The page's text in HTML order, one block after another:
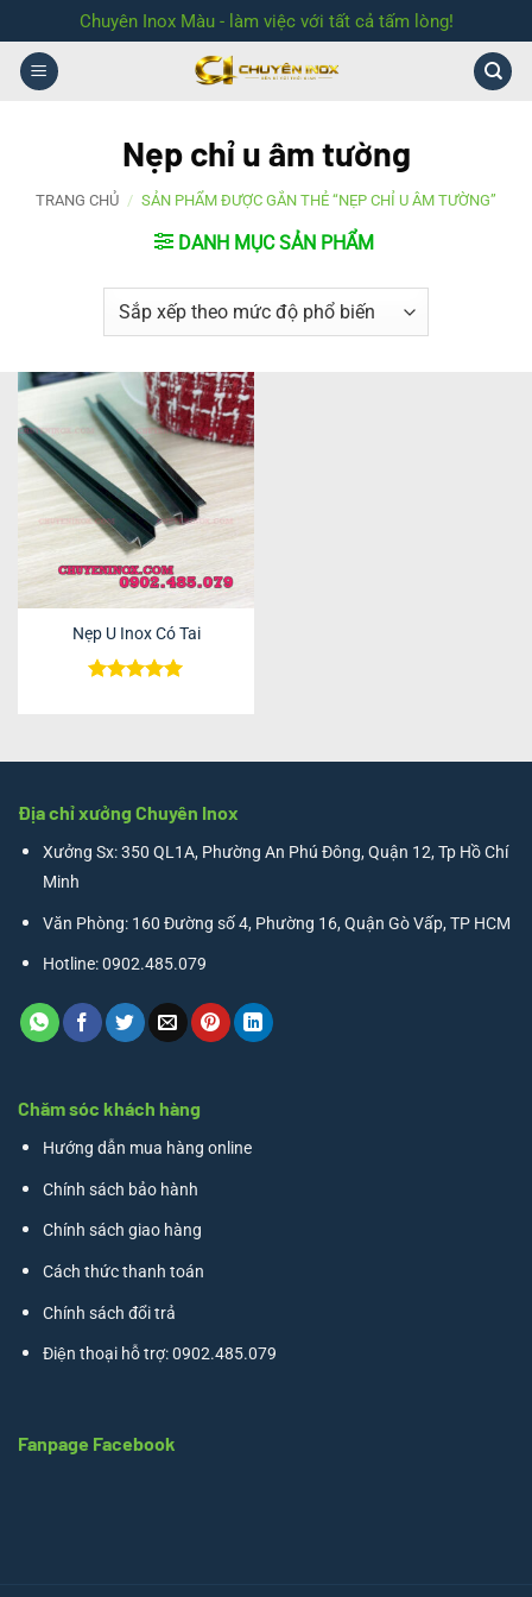
qua
nội
Chuyên Inox Màu - làm việc với tất cả tấm lòng!
Nẹp chỉ u âm tường
TRANG CHỦ / SẢN PHẨM ĐƯỢC GẮN THẺ “NẸP CHỈ U ÂM TƯỜNG”
DANH MỤC SẢN PHẨM
Nẹp U Inox Có Tai
Địa chỉ xưởng Chuyên Inox
Xưởng Sx: 350 QL1A, Phường An Phú Đông, Quận 12, Tp Hồ Chí
Minh
Văn Phòng: 160 Đường số 4, Phường 16, Quận Gò Vấp, TP HCM
Hotline: 0902.485.079
Chăm sóc khách hàng
Hướng dẫn mua hàng online
Chính sách bảo hành
Chính sách giao hàng
Cách thức thanh toán
Chính sách đổi trả
Điện thoại hỗ trợ: 0902.485.079
Fanpage Facebook